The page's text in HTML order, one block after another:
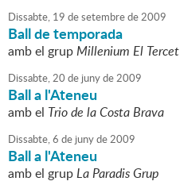
Dissabte, 19 desetembrede2009
Ball de temporada
amb el grupMillenium El Tercet
Dissabte,20 de junyde2009
Ball a l'Ateneu
amb el Trio de la Costa Brava
Dissabte,6 de junyde2009
Ball a l'Ateneu
amb el grupLa Paradis Grup